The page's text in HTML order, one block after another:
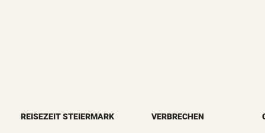
REISEZEIT STEIERMARK VERBRECHEN